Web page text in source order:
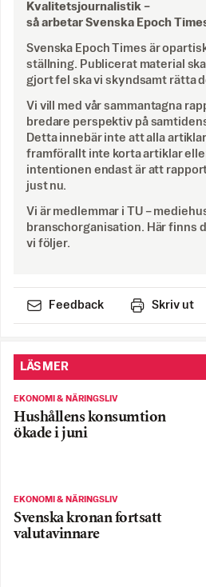
Kvalitetsjournalistik –
så arbetar Svenska Epoch
Svenska Epoch Times är
ställning. Publicerat material
gjort fel ska vi skyndsamt rätta
Vi vill med vår sammantagna
bredare perspektiv på
Detta innebär inte att alla
framförallt inte korta artiklar
intentionen endast är att
just nu.
Vi är medlemmar i TU –
branschorganisation. Här finns
vi följer.
Feedback Skriv ut
LÄS MER
EKONOMI & NÄRINGSLIV
Hushållens konsumtion
ökade i juni
EKONOMI & NÄRINGSLIV
Svenska kronan fortsatt
valutavinnare